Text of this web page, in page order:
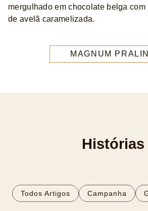
mergulhado em chocolate belga
de avelã caramelizada.
MAGNUM
Histórias
Todos Artigos Campanha